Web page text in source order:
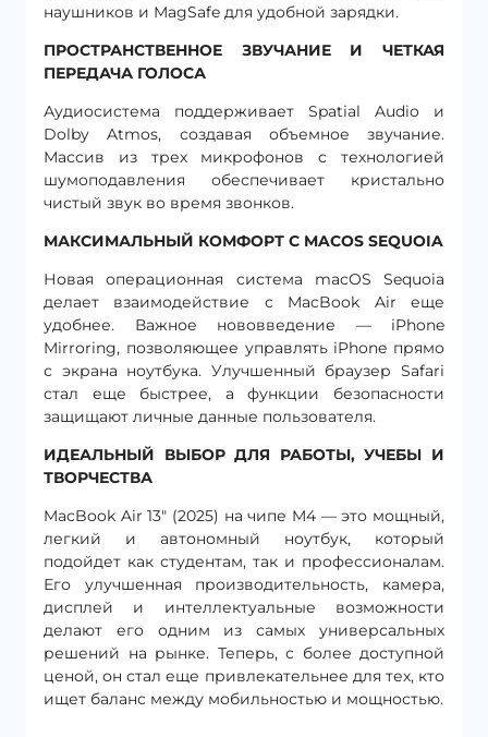
наушников и MagSafe для удобной зарядки.
ПРОСТРАНСТВЕННОЕ ЗВУЧАНИЕ И ЧЕТКАЯ
ПЕРЕДАЧА ГОЛОСА
Аудиосистема поддерживает Spatial Audio и
Dolby Atmos, создавая объемное звучание.
Массив из трех микрофонов с технологией
шумоподавления обеспечивает кристально
чистый звук во время звонков.
МАКСИМАЛЬНЫЙ КОМФОРТ С MACOS SEQUOIA
Новая операционная система macOS Sequoia
делает взаимодействие с MacBook Air еще
удобнее. Важное нововведение — iPhone
Mirroring, позволяющее управлять iPhone прямо
с экрана ноутбука. Улучшенный браузер Safari
стал еще быстрее, а функции безопасности
защищают личные данные пользователя.
ИДЕАЛЬНЫЙ ВЫБОР ДЛЯ РАБОТЫ, УЧЕБЫ И
ТВОРЧЕСТВА
MacBook Air 13″ (2025) на чипе M4 — это мощный,
легкий и автономный ноутбук, который
подойдет как студентам, так и профессионалам.
Его улучшенная производительность, камера,
дисплей и интеллектуальные возможности
делают его одним из самых универсальных
решений на рынке. Теперь, с более доступной
ценой, он стал еще привлекательнее для тех, кто
ищет баланс между мобильностью и мощностью.